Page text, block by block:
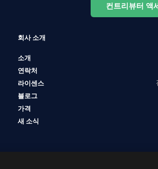
컨트리뷰터 액
회사 소개
소개
연락처
라이센스
블로그
가격
새 소식